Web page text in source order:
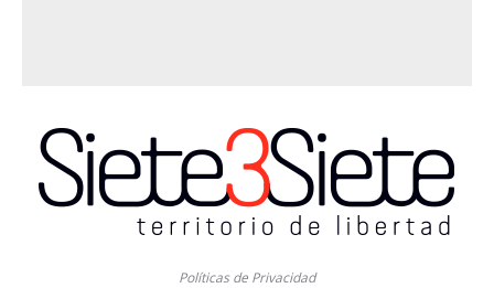
Políticas de Privacidad